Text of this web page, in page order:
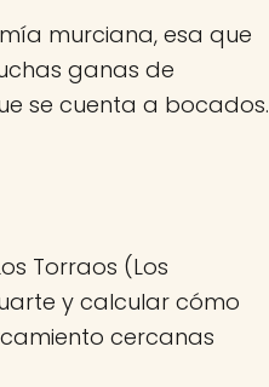
murciana, esa que
ganas de
se cuenta a bocados.
Torraos (Los
y calcular cómo
cercanas